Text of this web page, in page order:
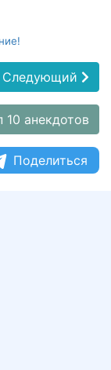
Следующий
10 анекдотов
Поделиться